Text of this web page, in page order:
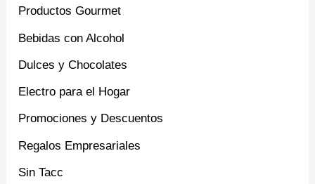
Productos Gourmet
Bebidas con Alcohol
Dulces y Chocolates
Electro para el Hogar
Promociones y Descuentos
Regalos Empresariales
Sin Tacc